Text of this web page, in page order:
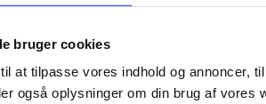
bruger cookies
at tilpasse vores indhold og annoncer,
også oplysninger om din brug af vores